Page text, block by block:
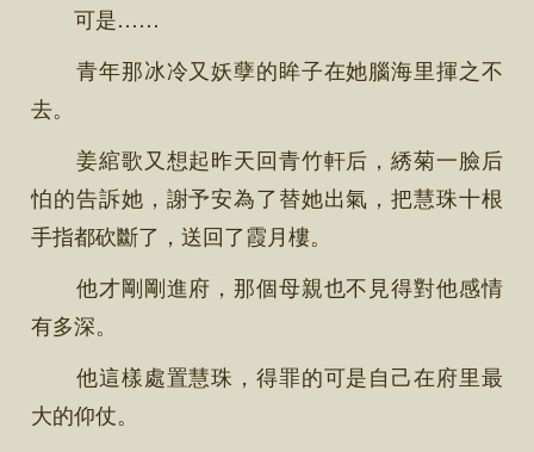
可是……
青年那冰冷又妖孽的眸子在她腦海里揮之不
去。
姜綰歌又想起昨天回青竹軒后，綉菊一臉后
怕的告訴她，謝予安為了替她出氣，把慧珠十根
手指都砍斷了，送回了霞月樓。
他才剛剛進府，那個母親也不見得對他感情
有多深。
他這樣處置慧珠，得罪的可是自己在府里最
大的仰仗。